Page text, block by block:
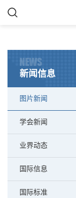
NEWS
新闻信息
图片新闻
学会新闻
业界动态
国际信息
国际标准